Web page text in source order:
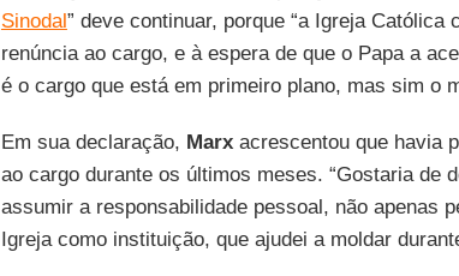
Sinodal” deve continuar, porque “a Igreja Católica
renúncia ao cargo, e à espera de que o Papa a
é o cargo que está em primeiro plano, mas sim o
Em sua declaração, Marxacrescentou que havia
ao cargo durante os últimos meses. “Gostaria de
assumir a responsabilidade pessoal, não apenas
Igreja como instituição, que ajudei a moldar